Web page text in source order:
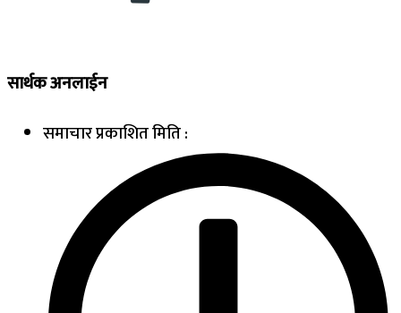
सार्थक अनलाईन
समाचार प्रकाशित मिति :